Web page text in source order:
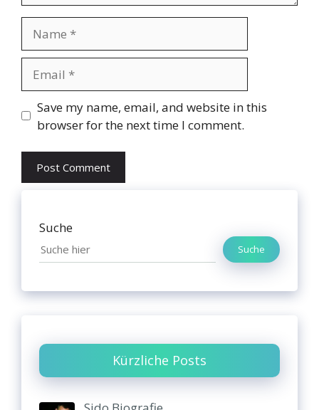
Website
Save my name, email, and website in this
browser for the next time I comment.
Suche
Suche
Kürzliche Posts